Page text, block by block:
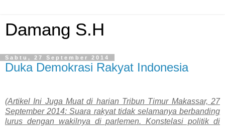
Damang S.H
Sabtu, 27 September 2014
Duka Demokrasi Rakyat Indonesia
(Artikel Ini Juga Muat di harian Tribun Timur Makassar, 27
September 2014: Suara rakyat tidak selamanya berbanding
lurus dengan wakilnya di parlemen. Konstelasi politik di